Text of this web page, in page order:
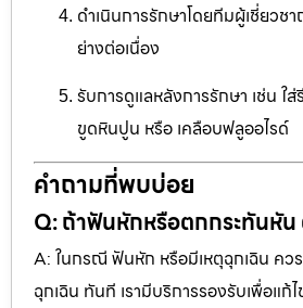
ดำเนินการรักษาโดยทีมผู้เชี่ยว
ย่างต่อเนื่อง
รับการดูแลหลังการรักษา เช่น ใ
ขูดหินปูน หรือ เคลือบฟลูออไรด์
คำถามที่พบบ่อย
Q: ถ้าฟันหักหรือตกกระทันหัน
A: ในกรณี ฟันหัก หรือมีเหตุฉุกเฉิน ค
ฉุกเฉิน ทันที เรามีบริการรองรับเพื่อแก้